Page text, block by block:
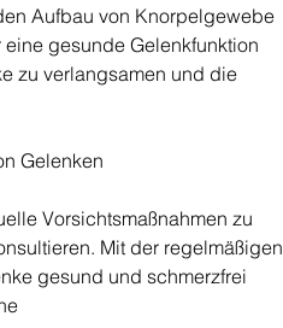
gesunde Gelenkfunktion
zu verlangsamen und die
Gelenken
Vorsichtsmaßnahmen zu
Mit der regelmäßigen
gesund und schmerzfrei